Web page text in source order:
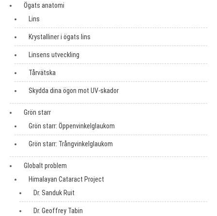
Ögats anatomi
Lins
Krystalliner i ögats lins
Linsens utveckling
Tårvätska
Skydda dina ögon mot UV-skador
Grön starr
Grön starr: Öppenvinkelglaukom
Grön starr: Trångvinkelglaukom
Globalt problem
Himalayan Cataract Project
Dr. Sanduk Ruit
Dr. Geoffrey Tabin